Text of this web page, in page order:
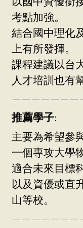
以國中資優銜
考點加強。
結合國中理化
上有所發揮。
課程建議以台
人才培訓也有
推薦學子:
主要為希望參
一個專攻大學
適合未來目標
以及資優或直
山等校。